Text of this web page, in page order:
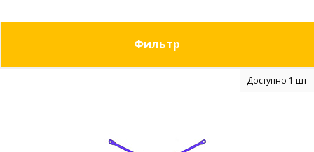
Фильтр
Доступно 1 шт